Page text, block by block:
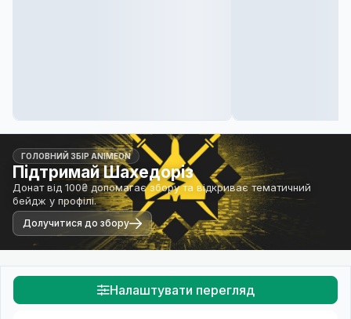
ГОЛОВНИЙ ЗБІР ANIMEON
Підтримай Шахедоріз
Донат від 100₴ допомагає збору та відкриває тематичний
бейдж у профілі.
Долучитися до збору
Налаштувати перегляд